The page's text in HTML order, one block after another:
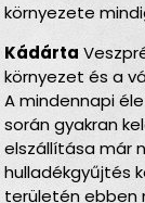
környezete
Kádárta
környezet és a
A mindennapi
során gyakran
elszállítása már
hulladékgyűjtés
területén ebben